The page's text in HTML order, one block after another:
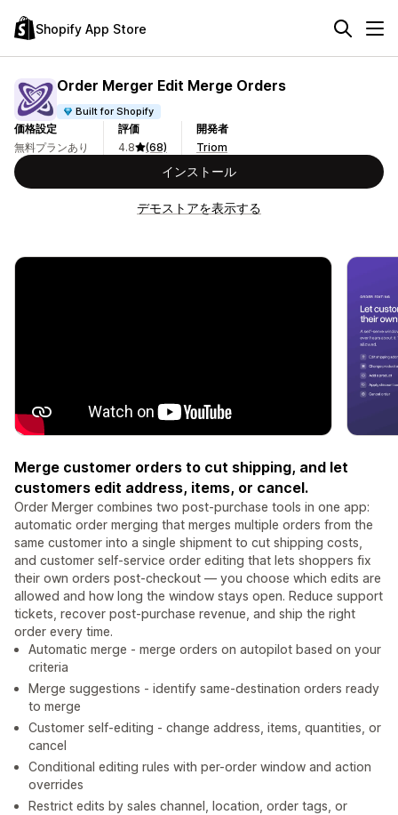
Shopify App Store
Order Merger Edit Merge Orders
Built for Shopify
価格設定
無料プランあり
評価
4.8
(68)
開発者
Triom
インストール
デモストアを表示する
Merge customer orders to cut shipping, and let
customers edit address, items, or cancel.
Order Merger combines two post-purchase tools in one app:
automatic order merging that merges multiple orders from the
same customer into a single shipment to cut shipping costs,
and customer self-service order editing that lets shoppers fix
their own orders post-checkout — you choose which edits are
allowed and how long the window stays open. Reduce support
tickets, recover post-purchase revenue, and ship the right
order every time.
Automatic merge - merge orders on autopilot based on your
criteria
Merge suggestions - identify same-destination orders ready
to merge
Customer self-editing - change address, items, quantities, or
cancel
Conditional editing rules with per-order window and action
overrides
Restrict edits by sales channel, location, order tags, or